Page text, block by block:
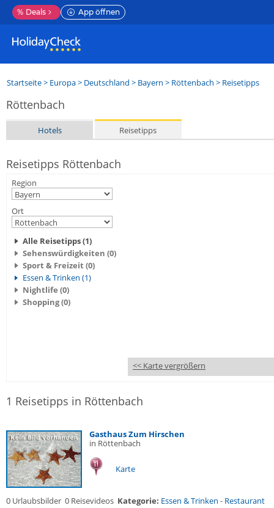
% Deals App öffnen
Startseite> Europa> Deutschland > Bayern > Röttenbach > Reisetipps
Röttenbach
Hotels Reisetipps
Reisetipps Röttenbach
Region
Ort
Alle Reisetipps (1)
Sehenswürdigkeiten (0)
Sport & Freizeit (0)
Essen & Trinken (1)
Nightlife (0)
Shopping (0)
<< Karte vergrößern
1 Reisetipps in Röttenbach
Gasthaus Zum Hirschen
in Röttenbach
Karte
0 Urlaubsbilder 0 Reisevideos Kategorie: Essen & Trinken - Restaurant